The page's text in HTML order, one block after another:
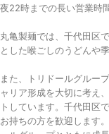
夜22時までの長い営業時
丸亀製麺では、千代田区
とした喉ごしのうどんや
また、トリドールグルー
ャリア形成を大切に考え
トしています。千代田区
お持ちの方を歓迎します